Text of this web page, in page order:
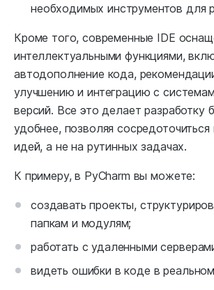
необходимых инструментов для
Кроме того, современные IDE
интеллектуальными функциями,
автодополнение кода,
улучшению и интеграцию с
версий. Все это делает разработку
удобнее, позволяя сосредоточиться
идей, а не на рутинных задачах.
К примеру, в PyCharm вы можете:
создавать проекты,
папкам и модулям;
работать с удаленными
видеть ошибки в коде в